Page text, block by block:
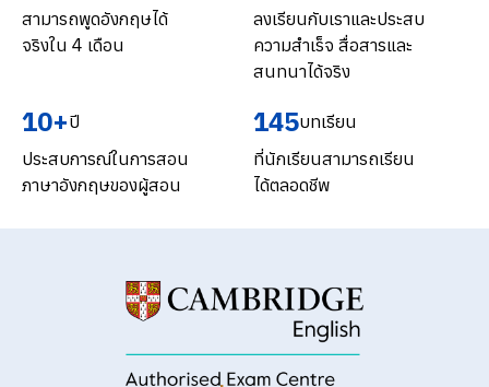
สามารถพูดอังกฤษได้
จริงใน 4 เดือน
ลงเรียนกับเราและประสบ
ความสำเร็จ สื่อสารและ
สนทนาได้จริง
10+ปี
ประสบการณ์ในการสอน
ภาษาอังกฤษของผู้สอน
145บทเรียน
ที่นักเรียนสามารถเรียน
ได้ตลอดชีพ